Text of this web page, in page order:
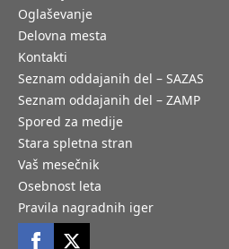
Oglaševanje
Delovna mesta
Kontakti
Seznam oddajanih del – SAZAS
Seznam oddajanih del – ZAMP
Spored za medije
Stara spletna stran
Vaš mesečnik
Osebnost leta
Pravila nagradnih iger